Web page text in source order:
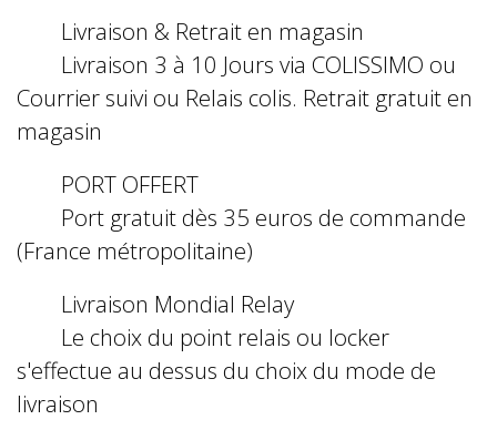
Livraison & Retrait en magasin
Livraison 3 à 10 Jours via COLISSIMO ou
Courrier suivi ou Relais colis. Retrait gratuit en
magasin
PORT OFFERT
Port gratuit dès 35 euros de commande
(France métropolitaine)
Livraison Mondial Relay
Le choix du point relais ou locker
s'effectue au dessus du choix du mode de
livraison